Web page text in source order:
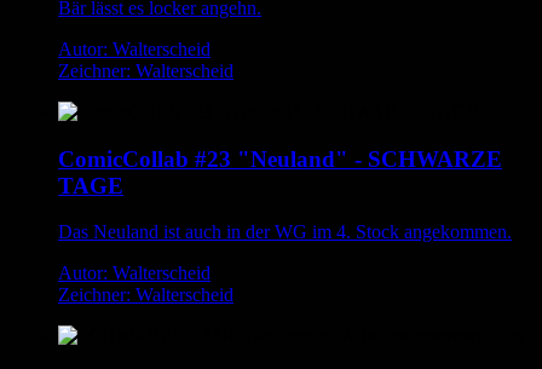
Bär lässt es locker angehn.
Autor: Walterscheid
Zeichner: Walterscheid
ComicCollab #23 "Neuland" - SCHWARZE
TAGE
Das Neuland ist auch in der WG im 4. Stock angekommen.
Autor: Walterscheid
Zeichner: Walterscheid